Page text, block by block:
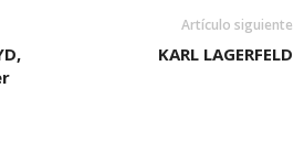
Artículo siguiente
KARL LAGERFELD